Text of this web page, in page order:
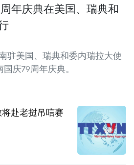
年庆典在美国、瑞典和
驻美国、瑞典和委内瑞拉大使
庆79周年庆典。
赴老挝吊唁赛